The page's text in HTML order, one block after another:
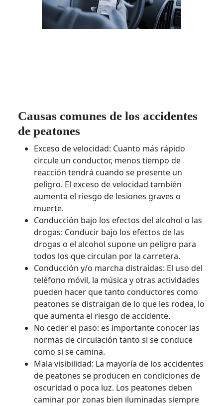
Causas comunes de los accidentes
de peatones
Exceso de velocidad: Cuanto más rápido
circule un conductor, menos tiempo de
reacción tendrá cuando se presente un
peligro. El exceso de velocidad también
aumenta el riesgo de lesiones graves o
muerte.
Conducción bajo los efectos del alcohol o las
drogas: Conducir bajo los efectos de las
drogas o el alcohol supone un peligro para
todos los que circulan por la carretera.
Conducción y/o marcha distraídas: El uso del
teléfono móvil, la música y otras actividades
pueden hacer que tanto conductores como
peatones se distraigan de lo que les rodea, lo
que aumenta el riesgo de accidente.
No ceder el paso: es importante conocer las
normas de circulación tanto si se conduce
como si se camina.
Mala visibilidad: La mayoría de los accidentes
de peatones se producen en condiciones de
oscuridad o poca luz. Los peatones deben
caminar por zonas bien iluminadas siempre